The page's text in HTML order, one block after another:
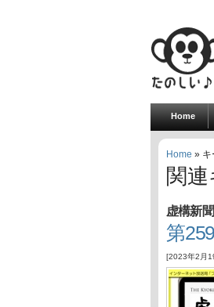
Home
Home » キ
関
虚構新
第
[2023年2月